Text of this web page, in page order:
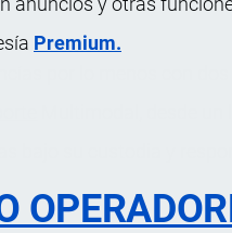
Premium.
por lo menos con
bajo su custodia y